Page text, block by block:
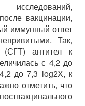
исследований,
вакцинации,
иммунный ответ
Так,
(СГТ) антител к
с 4,2 до
до 7,3 log2X, к
отметить, что